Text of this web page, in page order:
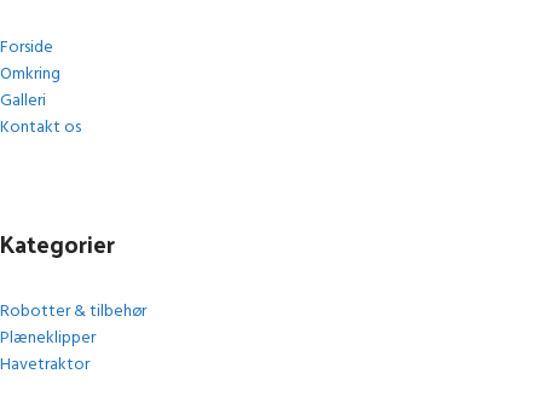
Forside
Omkring
Galleri
Kontakt os
Kategorier
Robotter & tilbehør
Plæneklipper
Havetraktor